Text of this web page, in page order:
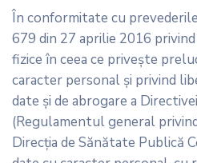
În conformitate cu
679 din 27 aprilie 2016
fizice în ceea ce priveşte
caracter personal şi privind
date şi de abrogare a
(Regulamentul general
Direcția de Sănătate Publică